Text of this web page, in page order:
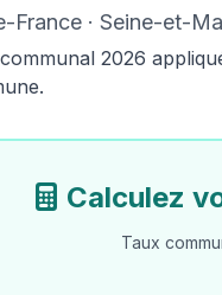
France · Seine-et-
2026
Calculez
Taux